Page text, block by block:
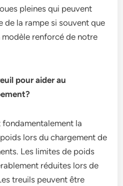
pleines qui peuvent
de la rampe si souvent que
renforcé de notre
pour aider au
la
lors du chargement de
Les limites de poids
réduites lors de
treuils peuvent être